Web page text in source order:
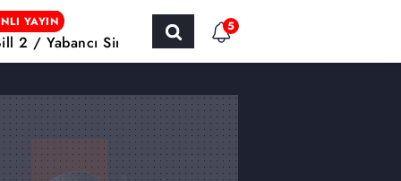
YAYIN
2 / Yabancı Sinema
5